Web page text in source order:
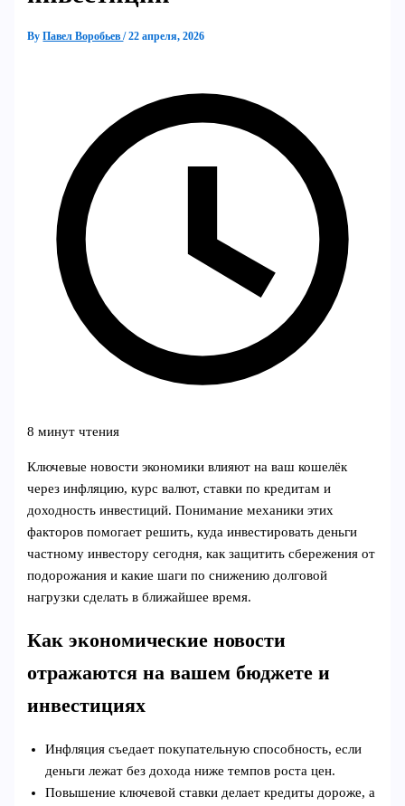
ByПавел Воробьев/22 апреля, 2026
8 минут чтения
Ключевые новости экономики влияют на ваш кошелёк
через инфляцию, курс валют, ставки по кредитам и
доходность инвестиций. Понимание механики этих
факторов помогает решить, куда инвестировать деньги
частному инвестору сегодня, как защитить сбережения от
подорожания и какие шаги по снижению долговой
нагрузки сделать в ближайшее время.
Как экономические новости
отражаются на вашем бюджете и
инвестициях
Инфляция съедает покупательную способность, если
деньги лежат без дохода ниже темпов роста цен.
Повышение ключевой ставки делает кредиты дороже, а